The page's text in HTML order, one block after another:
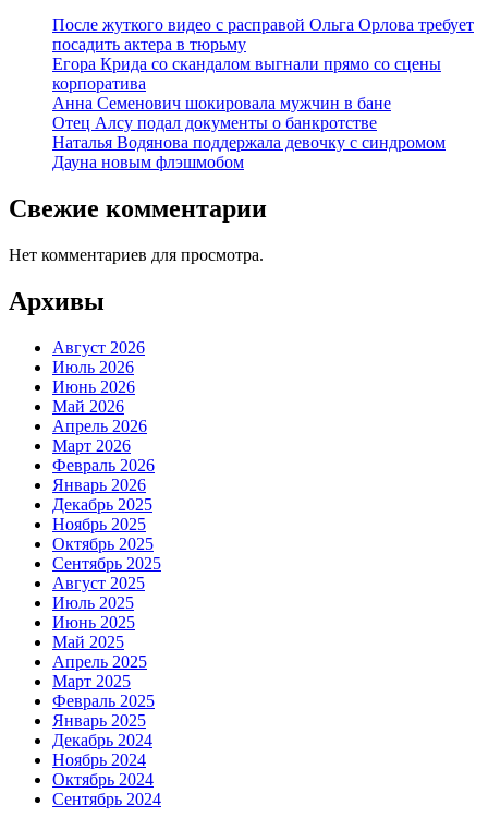
После жуткого видео с расправой Ольга Орлова требует
посадить актера в тюрьму
Егора Крида со скандалом выгнали прямо со сцены
корпоратива
Анна Семенович шокировала мужчин в бане
Отец Алсу подал документы о банкротстве
Наталья Водянова поддержала девочку с синдромом
Дауна новым флэшмобом
Свежие комментарии
Нет комментариев для просмотра.
Архивы
Август 2026
Июль 2026
Июнь 2026
Май 2026
Апрель 2026
Март 2026
Февраль 2026
Январь 2026
Декабрь 2025
Ноябрь 2025
Октябрь 2025
Сентябрь 2025
Август 2025
Июль 2025
Июнь 2025
Май 2025
Апрель 2025
Март 2025
Февраль 2025
Январь 2025
Декабрь 2024
Ноябрь 2024
Октябрь 2024
Сентябрь 2024